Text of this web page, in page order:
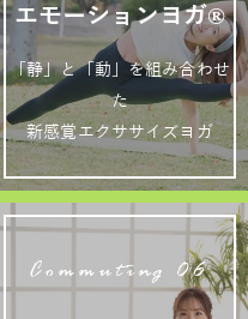
エモーションヨガ®
「静」と「動」を組み合わせ
た
新感覚エクササイズヨガ
Commuting 06